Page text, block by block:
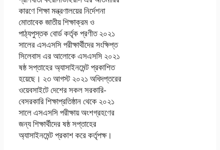
কারণে শিক্ষা মন্ত্রণালয়ের নির্দেশনা
মোতাবেক জাতীয় শিক্ষাক্রম ও
পাঠ্যপুস্তক বোর্ড কর্তৃক প্রণীত ২০২১
সালের এসএসসি পরীক্ষার্থীদের সংক্ষিপ্ত
সিলেবাস এর আলোকে এসএসসি ২০২১
ষষ্ঠ সপ্তাহের অ্যাসাইনমেন্ট প্রকাশিত
হয়েছে। ২৩ আগস্ট ২০২১ অধিদপ্তরের
ওয়েবসাইটে দেশের সকল সরকারি-
বেসরকারি শিক্ষাপ্রতিষ্ঠান থেকে ২০২১
সালে এসএসসি পরীক্ষায় অংশগ্রহণের
জন্য শিক্ষার্থীদের ষষ্ঠ সপ্তাহের
অ্যাসাইনমেন্ট প্রকাশ করে কর্তৃপক্ষ।